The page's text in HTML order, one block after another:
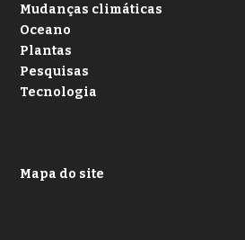
Mudanças climáticas
Oceano
Plantas
Pesquisas
Tecnologia
Mapa do site